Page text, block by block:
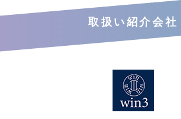
取扱い紹介会社